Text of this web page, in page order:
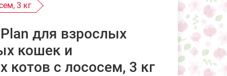
3 кг
для взрослых
кошек и
котов с лососем, 3 кг